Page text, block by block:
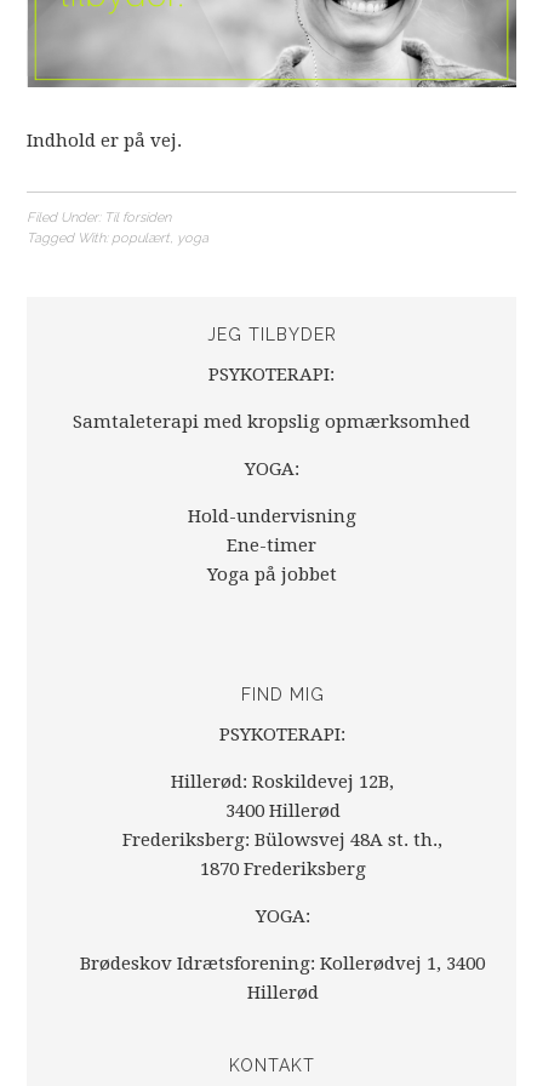
Indhold er på vej.
Filed Under: Til forsiden
Tagged With: populært yoga
JEG TILBYDER
PSYKOTERAPI:
Samtaleterapi med kropslig opmærksomhed
YOGA:
Hold-undervisning
Ene-timer
Yoga på jobbet
FIND MIG
PSYKOTERAPI:
Hillerød: Roskildevej 12B,
3400 Hillerød
Frederiksberg: Bülowsvej 48A st. th.,
1870 Frederiksberg
YOGA:
Brødeskov Idrætsforening: Kollerødvej 1, 3400
Hillerød
KONTAKT